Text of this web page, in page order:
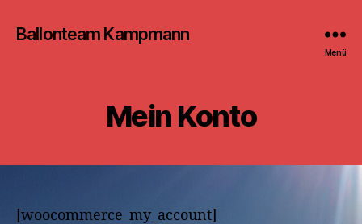
Ballonteam Kampmann
Menü
Mein Konto
[woocommerce_my_account]